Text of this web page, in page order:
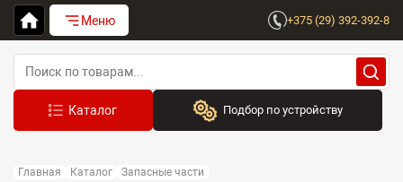
Меню +375 (29) 392-392-8
Подбор по устройству
Выберите бренд
Главная Каталог
Запасные части